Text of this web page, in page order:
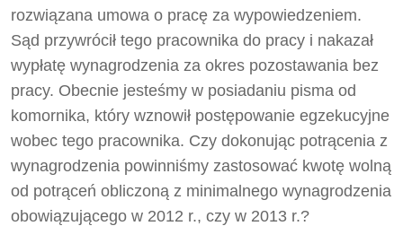
rozwiązana umowa o pracę za wypowiedzeniem.
Sąd przywrócił tego pracownika do pracy i nakazał
wypłatę wynagrodzenia za okres pozostawania bez
pracy. Obecnie jesteśmy w posiadaniu pisma od
komornika, który wznowił postępowanie egzekucyjne
wobec tego pracownika. Czy dokonując potrącenia z
wynagrodzenia powinniśmy zastosować kwotę wolną
od potrąceń obliczoną z minimalnego wynagrodzenia
obowiązującego w 2012 r., czy w 2013 r.?